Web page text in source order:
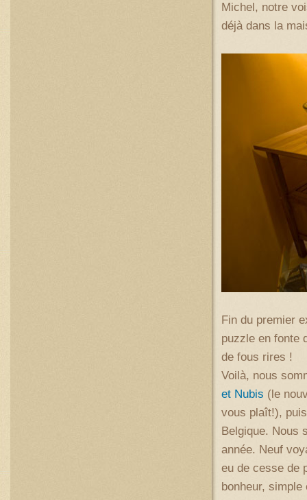
Michel, notre
déjà dans la
Fin du premier
puzzle en fonte
de fous rires !
Voilà, nous
et Nubis (le
vous plaît!),
Belgique. Nous
année. Neuf
eu de cesse de
bonheur,